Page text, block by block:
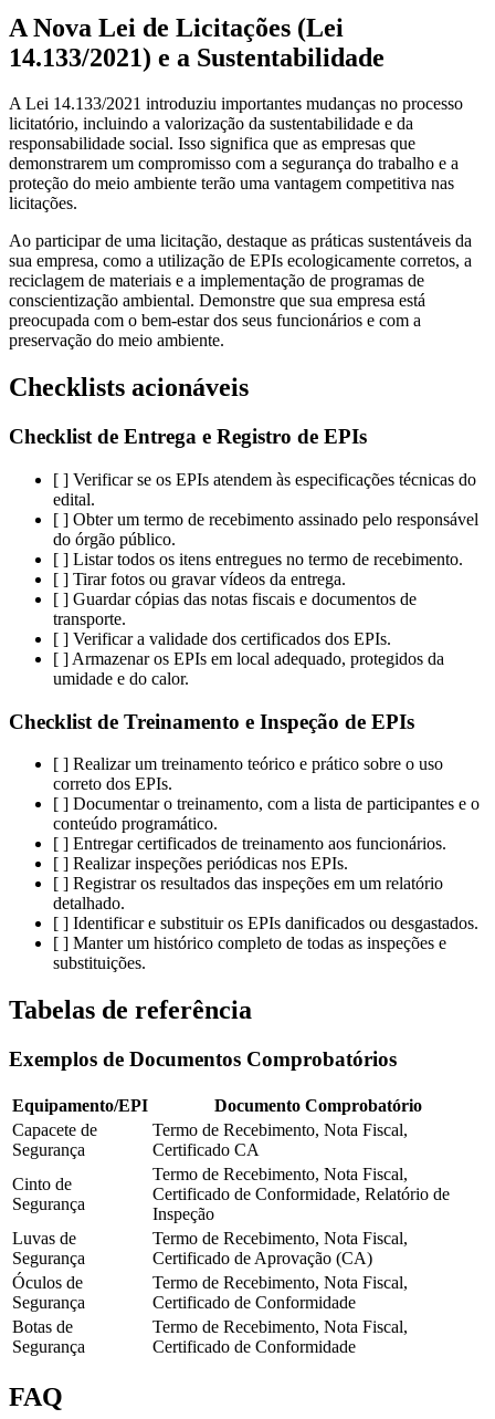
A Nova Lei de Licitações (Lei
14.133/2021) e a Sustentabilidade
A Lei 14.133/2021 introduziu importantes mudanças no processo
licitatório, incluindo a valorização da sustentabilidade e da
responsabilidade social. Isso significa que as empresas que
demonstrarem um compromisso com a segurança do trabalho e a
proteção do meio ambiente terão uma vantagem competitiva nas
licitações.
Ao participar de uma licitação, destaque as práticas sustentáveis da
sua empresa, como a utilização de EPIs ecologicamente corretos, a
reciclagem de materiais e a implementação de programas de
conscientização ambiental. Demonstre que sua empresa está
preocupada com o bem-estar dos seus funcionários e com a
preservação do meio ambiente.
Checklists acionáveis
Checklist de Entrega e Registro de EPIs
[ ] Verificar se os EPIs atendem às especificações técnicas do
edital.
[ ] Obter um termo de recebimento assinado pelo responsável
do órgão público.
[ ] Listar todos os itens entregues no termo de recebimento.
[ ] Tirar fotos ou gravar vídeos da entrega.
[ ] Guardar cópias das notas fiscais e documentos de
transporte.
[ ] Verificar a validade dos certificados dos EPIs.
[ ] Armazenar os EPIs em local adequado, protegidos da
umidade e do calor.
Checklist de Treinamento e Inspeção de EPIs
[ ] Realizar um treinamento teórico e prático sobre o uso
correto dos EPIs.
[ ] Documentar o treinamento, com a lista de participantes e o
conteúdo programático.
[ ] Entregar certificados de treinamento aos funcionários.
[ ] Realizar inspeções periódicas nos EPIs.
[ ] Registrar os resultados das inspeções em um relatório
detalhado.
[ ] Identificar e substituir os EPIs danificados ou desgastados.
[ ] Manter um histórico completo de todas as inspeções e
substituições.
Tabelas de referência
Exemplos de Documentos Comprobatórios
Equipamento/EPI
Documento Comprobatório
Capacete de
Segurança
Termo de Recebimento, Nota Fiscal,
Certificado CA
Cinto de
Segurança
Termo de Recebimento, Nota Fiscal,
Certificado de Conformidade, Relatório de
Inspeção
Luvas de
Segurança
Termo de Recebimento, Nota Fiscal,
Certificado de Aprovação (CA)
Óculos de
Segurança
Termo de Recebimento, Nota Fiscal,
Certificado de Conformidade
Botas de
Segurança
Termo de Recebimento, Nota Fiscal,
Certificado de Conformidade
FAQ